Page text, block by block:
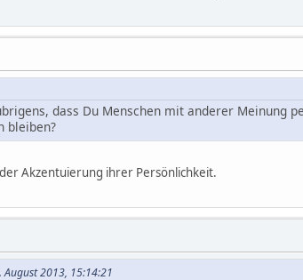
dass Du Menschen mit anderer Meinung
bleiben?
Akzentuierung ihrer Persönlichkeit.
2013, 15:14:21